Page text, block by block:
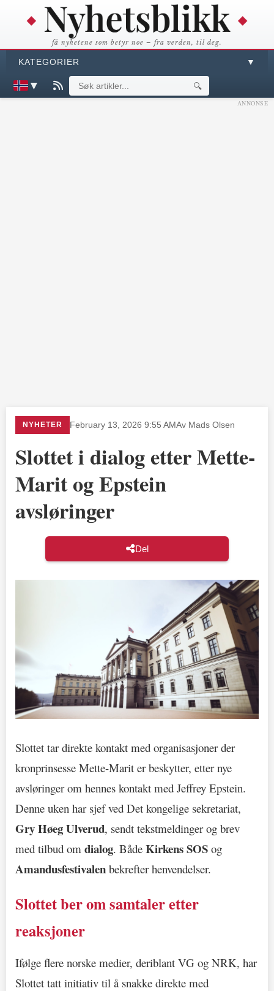
få nyhetene som betyr noe – fra verden, til deg.
KATEGORIER ▼
▼ 🔍
ANNONSE
NYHETER February 13, 2026 9:55 AMAv Mads Olsen
Slottet i dialog etter Mette-
Marit og Epstein
avsløringer
Del
Slottet tar direkte kontakt med organisasjoner der
kronprinsesse Mette-Marit er beskytter, etter nye
avsløringer om hennes kontakt med Jeffrey Epstein.
Denne uken har sjef ved Det kongelige sekretariat,
Gry Høeg Ulverud, sendt tekstmeldinger og brev
med tilbud om dialog. Både Kirkens SOS og
Amandusfestivalen bekrefter henvendelser.
Slottet ber om samtaler etter
reaksjoner
Ifølge flere norske medier, deriblant VG og NRK, har
Slottet tatt initiativ til å snakke direkte med